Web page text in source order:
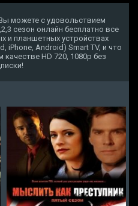
можете с удовольствием
сезон онлайн бесплатно все
и планшетных устройствах
iPhone, Android) Smart TV, и что
HD 720, 1080p без